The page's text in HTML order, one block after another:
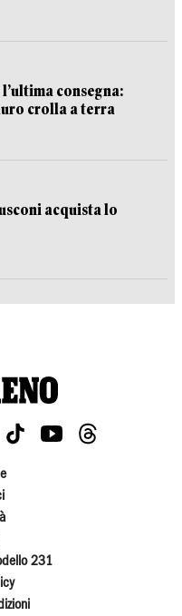
consegna:
crolla a terra
acquista lo
231